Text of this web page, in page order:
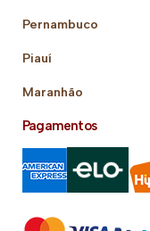
Pernambuco
Piauí
Maranhão
Pagamentos